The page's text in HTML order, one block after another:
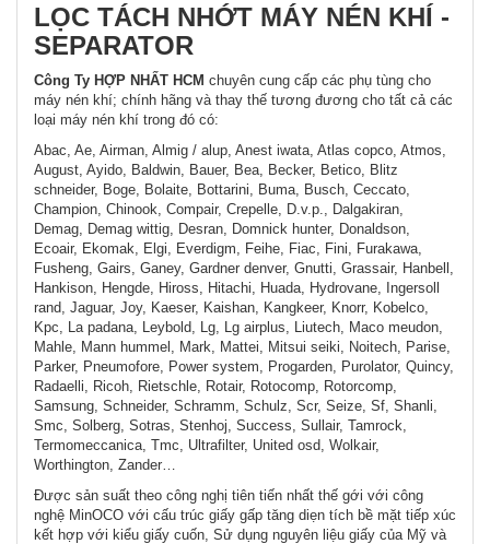
LỌC TÁCH NHỚT MÁY NÉN KHÍ -
SEPARATOR
Công Ty HỢP NHẤT HCM chuyên cung cấp các phụ tùng cho
máy nén khí; chính hãng và thay thế tương đương cho tất cả các
loại máy nén khí trong đó có:
Abac, Ae, Airman, Almig / alup, Anest iwata, Atlas copco, Atmos,
August, Ayido, Baldwin, Bauer, Bea, Becker, Betico, Blitz
schneider, Boge, Bolaite, Bottarini, Buma, Busch, Ceccato,
Champion, Chinook, Compair, Crepelle, D.v.p., Dalgakiran,
Demag, Demag wittig, Desran, Domnick hunter, Donaldson,
Ecoair, Ekomak, Elgi, Everdigm, Feihe, Fiac, Fini, Furakawa,
Fusheng, Gairs, Ganey, Gardner denver, Gnutti, Grassair, Hanbell,
Hankison, Hengde, Hiross, Hitachi, Huada, Hydrovane, Ingersoll
rand, Jaguar, Joy, Kaeser, Kaishan, Kangkeer, Knorr, Kobelco,
Kpc, La padana, Leybold, Lg, Lg airplus, Liutech, Maco meudon,
Mahle, Mann hummel, Mark, Mattei, Mitsui seiki, Noitech, Parise,
Parker, Pneumofore, Power system, Progarden, Purolator, Quincy,
Radaelli, Ricoh, Rietschle, Rotair, Rotocomp, Rotorcomp,
Samsung, Schneider, Schramm, Schulz, Scr, Seize, Sf, Shanli,
Smc, Solberg, Sotras, Stenhoj, Success, Sullair, Tamrock,
Termomeccanica, Tmc, Ultrafilter, United osd, Wolkair,
Worthington, Zander…
Được sản suất theo công nghị tiên tiến nhất thế gới với công
nghệ MinOCO với cấu trúc giấy gấp tăng diẹn tích bề mặt tiếp xúc
kết hợp với kiểu giấy cuốn, Sử dụng nguyên liệu giấy của Mỹ và